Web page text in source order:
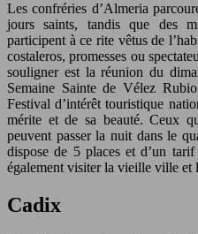
Les confréries d’Almeria
jours saints, tandis que des
participent à ce rite vêtus de
costaleros, promesses ou
souligner est la réunion du
Semaine Sainte de Vélez
Festival d’intérêt touristique
mérite et de sa beauté. Ceux
peuvent passer la nuit dans le
dispose de 5 places et d’un
également visiter la vieille ville et
Cadix